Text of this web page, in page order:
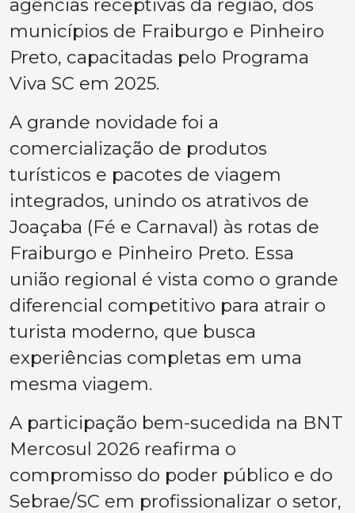
agências receptivas da região, dos
municípios de Fraiburgo e Pinheiro
Preto, capacitadas pelo Programa
Viva SC em 2025.
A grande novidade foi a
comercialização de produtos
turísticos e pacotes de viagem
integrados, unindo os atrativos de
Joaçaba (Fé e Carnaval) às rotas de
Fraiburgo e Pinheiro Preto. Essa
união regional é vista como o grande
diferencial competitivo para atrair o
turista moderno, que busca
experiências completas em uma
mesma viagem.
A participação bem-sucedida na BNT
Mercosul 2026 reafirma o
compromisso do poder público e do
Sebrae/SC em profissionalizar o setor,